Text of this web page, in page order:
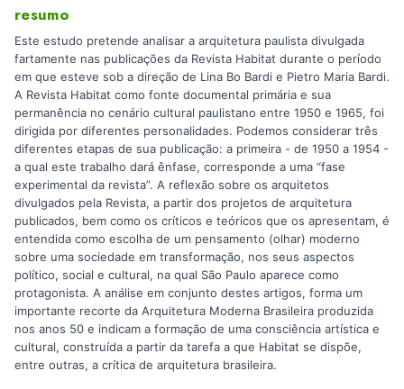
resumo
Este estudo pretende analisar a arquitetura paulista divulgada
fartamente nas publicações da Revista Habitat durante o período
em que esteve sob a direção de Lina Bo Bardi e Pietro Maria Bardi.
A Revista Habitat como fonte documental primária e sua
permanência no cenário cultural paulistano entre 1950 e 1965, foi
dirigida por diferentes personalidades. Podemos considerar três
diferentes etapas de sua publicação: a primeira - de 1950 a 1954 -
a qual este trabalho dará ênfase, corresponde a uma “fase
experimental da revista”. A reflexão sobre os arquitetos
divulgados pela Revista, a partir dos projetos de arquitetura
publicados, bem como os críticos e teóricos que os apresentam, é
entendida como escolha de um pensamento (olhar) moderno
sobre uma sociedade em transformação, nos seus aspectos
político, social e cultural, na qual São Paulo aparece como
protagonista. A análise em conjunto destes artigos, forma um
importante recorte da Arquitetura Moderna Brasileira produzida
nos anos 50 e indicam a formação de uma consciência artística e
cultural, construída a partir da tarefa a que Habitat se dispõe,
entre outras, a crítica de arquitetura brasileira.